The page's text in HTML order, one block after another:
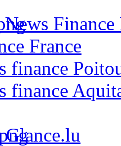
News Finance
France
finance
finance
Glance.lu